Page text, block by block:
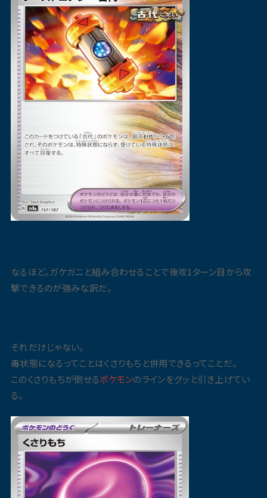
なるほど。ガケガニと組み合わせることで後攻1ターン目から攻
撃できるのが強みな訳だ。
それだけじゃない。
毒状態になるってことはくさりもちと併用できるってことだ。
このくさりもちが倒せるポケモンのラインをグッと引き上げてい
る。